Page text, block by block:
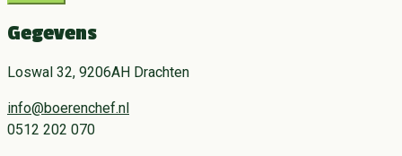
Gegevens
Loswal 32, 9206AH Drachten
info@boerenchef.nl
0512 202 070